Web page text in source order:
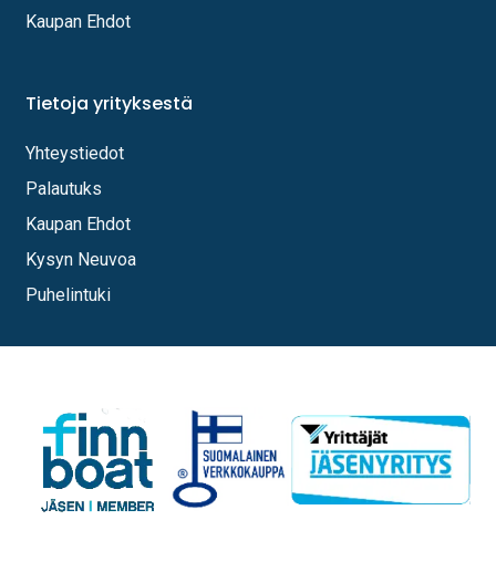
Kaupan Ehdot
Tietoja yrityksestä
Yhteystiedot
Palautuks
Kaupan Ehdot
Kysyn Neuvoa
Puhelintuki